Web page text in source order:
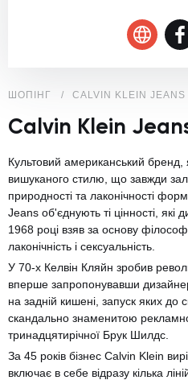
ШОПІНГ CALVIN KLEIN JEANS
Calvin Klein
Культовий американський бренд,
вишуканого стилю, що завжди
природності та лаконічності
Jeans об'єднують ті цінності,
1968 році взяв за основу
лаконічність і сексуальність.
У 70-х Келвін Кляйн зробив
вперше запропонувавши
на задній кишені, запуск яких до
скандально знаменитою
тринадцятирічної Брук Шилдс.
За 45 років бізнес Calvin Klein
включає в себе відразу кілька